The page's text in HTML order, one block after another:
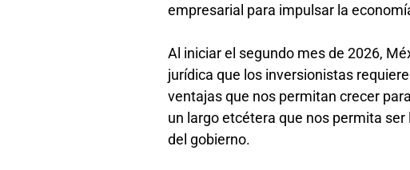
empresarial para impulsar la
Al iniciar el segundo mes de 2026,
jurídica que los inversionistas
ventajas que nos permitan crecer
un largo etcétera que nos permita
del gobierno.